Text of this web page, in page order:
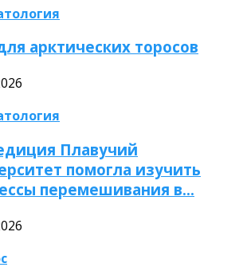
арктических торосов
Плавучий
помогла изучить
перемешивания в…